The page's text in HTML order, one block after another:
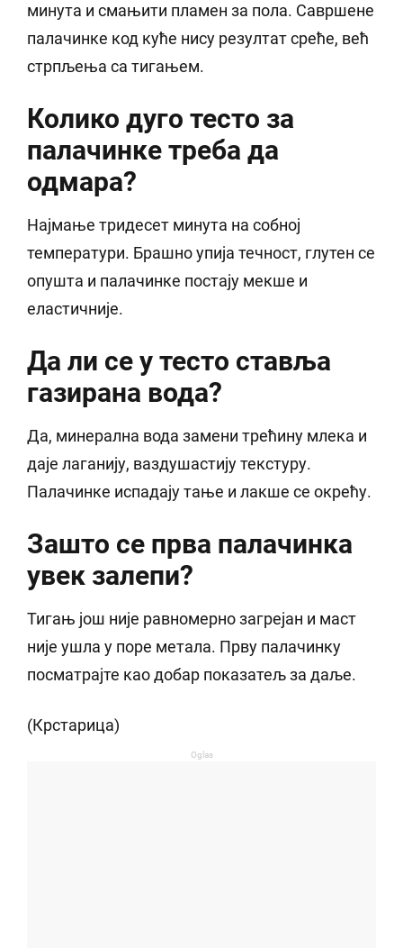
минута и смањити пламен за пола. Савршене
палачинке код куће нису резултат среће, већ
стрпљења са тигањем.
Колико дуго тесто за
палачинке треба да
одмара?
Најмање тридесет минута на собној
температури. Брашно упија течност, глутен се
опушта и палачинке постају мекше и
еластичније.
Да ли се у тесто ставља
газирана вода?
Да, минерална вода замени трећину млека и
даје лаганију, ваздушастију текстуру.
Палачинке испадају тање и лакше се окрећу.
Зашто се прва палачинка
увек залепи?
Тигањ још није равномерно загрејан и маст
није ушла у поре метала. Прву палачинку
посматрајте као добар показатељ за даље.
(Крстарица)
Oglas